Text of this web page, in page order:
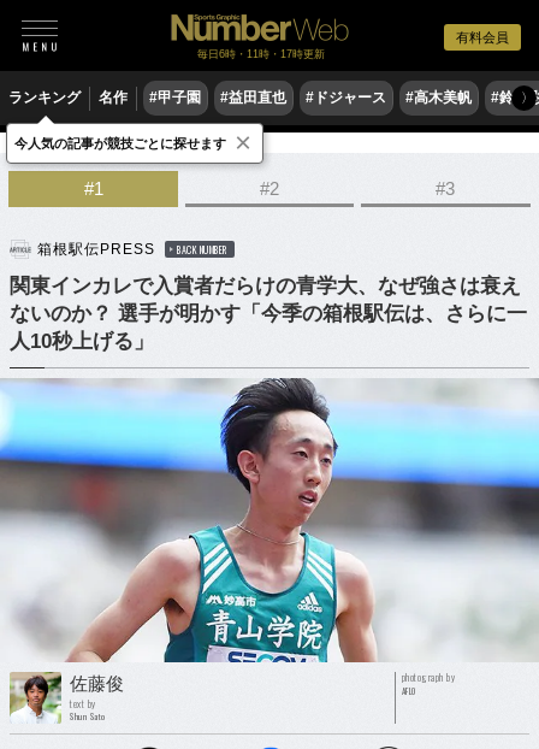
有料会員
毎日6時・11時・17時更新
ランキング 名作 #甲子園 #益田直也 #ドジャース #高木美帆 #鈴木
〉
陸上 駅伝
#1 #2 #3
箱根駅伝PRESS BACK NUMBER
関東インカレで入賞者だらけの青学大、なぜ強さは衰え
ないのか？ 選手が明かす「今季の箱根駅伝は、さらに一
人10秒上げる」
佐藤俊
text by
Shun Sato
photograph by
AFLO
今人気の記事が競技ごとに探せます ×